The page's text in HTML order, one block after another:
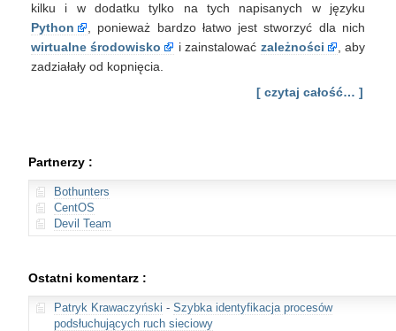
kilku i w dodatku tylko na tych napisanych w języku
Python
, ponieważ bardzo łatwo jest stworzyć dla nich
wirtualne środowisko
i zainstalować zależności
, aby
zadziałały od kopnięcia.
[ czytaj całość… ]
Partnerzy :
Bothunters
CentOS
Devil Team
Ostatni komentarz :
Patryk Krawaczyński - Szybka identyfikacja procesów
podsłuchujących ruch sieciowy